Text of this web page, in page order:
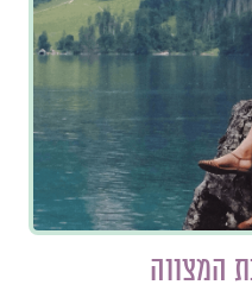
המצווה